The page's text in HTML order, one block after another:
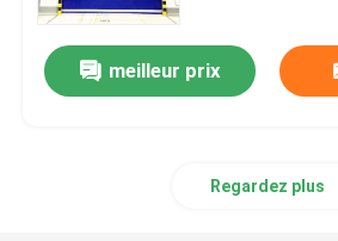
Maison
meilleur prix
Regardez plus